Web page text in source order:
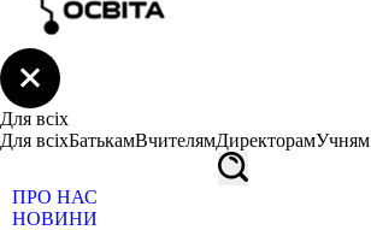
Для всіх
Для всіхБатькамВчителямДиректорамУчням
ПРО НАС
НОВИНИ